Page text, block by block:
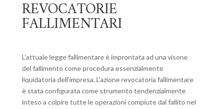
REVOCATORIE
FALLIMENTARI
L’attuale legge fallimentare è improntata ad una visone
del fallimento come procedura essenzialmente
liquidatoria dell’impresa. L’azione revocatoria fallimentare
è stata configurata come strumento tendenzialmente
inteso a colpire tutte le operazioni compiute dal fallito nel